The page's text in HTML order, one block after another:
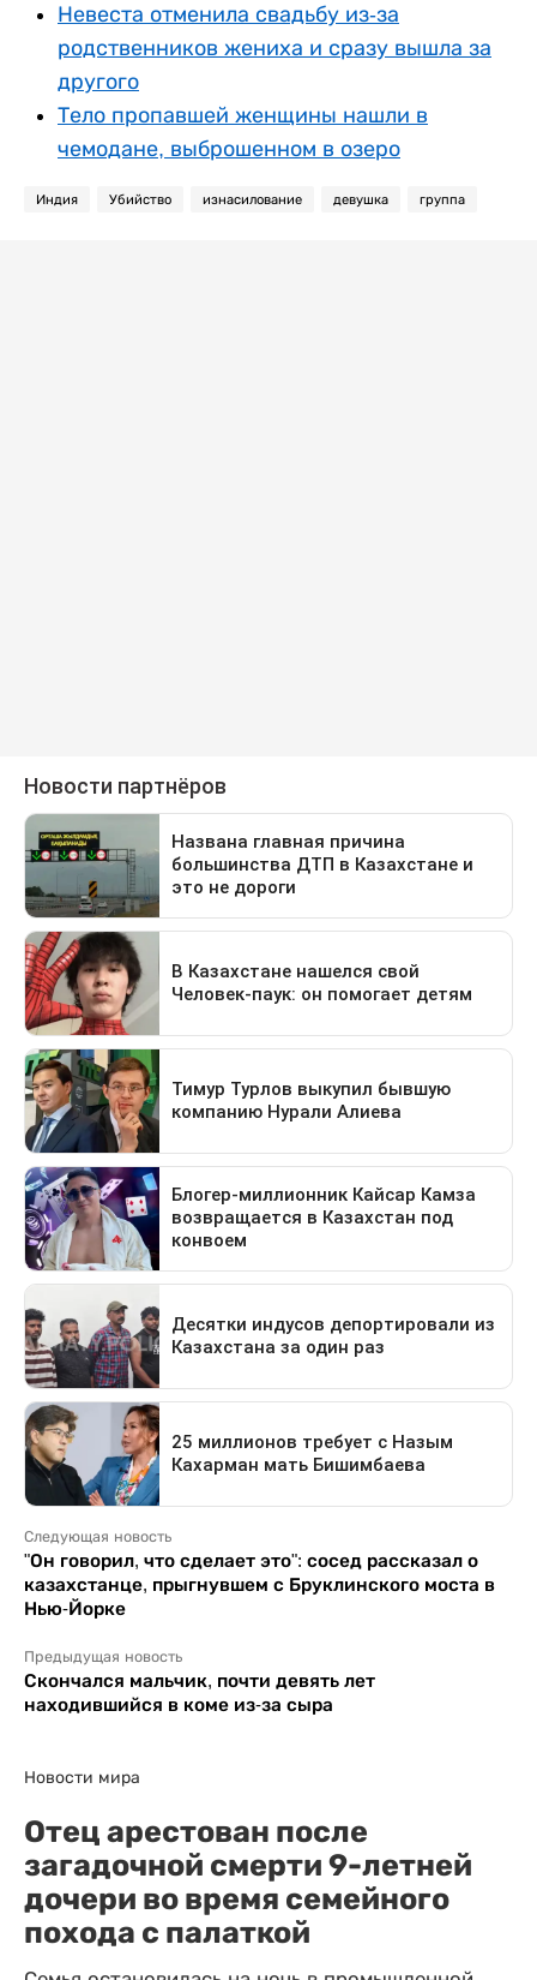
Невеста отменила свадьбу из-за
родственников жениха и сразу вышла за
другого
Тело пропавшей женщины нашли в
чемодане, выброшенном в озеро
Индия Убийство изнасилование девушка группа
Следующая новость
"Он говорил, что сделает это": сосед рассказал о
казахстанце, прыгнувшем с Бруклинского моста в
Нью-Йорке
Предыдущая новость
Скончался мальчик, почти девять лет
находившийся в коме из-за сыра
Новости мира
Отец арестован после
загадочной смерти 9-летней
дочери во время семейного
похода с палаткой